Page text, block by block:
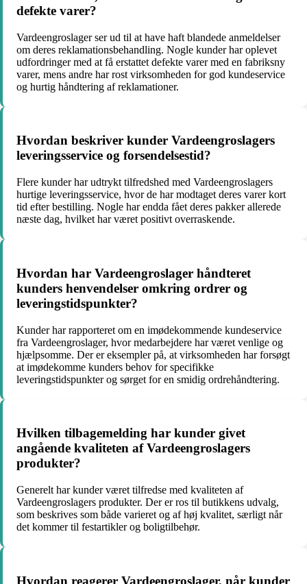
defekte varer?
Vardeengroslager ser ud til at have haft blandede anmeldelser
om deres reklamationsbehandling. Nogle kunder har oplevet
udfordringer med at få erstattet defekte varer med en fabriksny
varer, mens andre har rost virksomheden for god kundeservice
og hurtig håndtering af reklamationer.
Hvordan beskriver kunder Vardeengroslagers
leveringsservice og forsendelsestid?
Flere kunder har udtrykt tilfredshed med Vardeengroslagers
hurtige leveringsservice, hvor de har modtaget deres varer kort
tid efter bestilling. Nogle har endda fået deres pakker allerede
næste dag, hvilket har været positivt overraskende.
Hvordan har Vardeengroslager håndteret
kunders henvendelser omkring ordrer og
leveringstidspunkter?
Kunder har rapporteret om en imødekommende kundeservice
fra Vardeengroslager, hvor medarbejdere har været venlige og
hjælpsomme. Der er eksempler på, at virksomheden har forsøgt
at imødekomme kunders behov for specifikke
leveringstidspunkter og sørget for en smidig ordrehåndtering.
Hvilken tilbagemelding har kunder givet
angående kvaliteten af Vardeengroslagers
produkter?
Generelt har kunder været tilfredse med kvaliteten af
Vardeengroslagers produkter. Der er ros til butikkens udvalg,
som beskrives som både varieret og af høj kvalitet, særligt når
det kommer til festartikler og boligtilbehør.
Hvordan reagerer Vardeengroslager, når kunder